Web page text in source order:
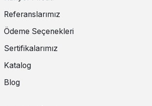
Referanslarımız
Ödeme Seçenekleri
Sertifikalarımız
Katalog
Blog